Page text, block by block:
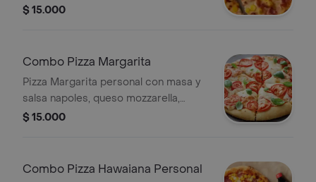
masa y salsa napoles de la casa,
$ 15.000
Combo Pizza Margarita
Pizza Margarita personal con masa y
salsa napoles, queso mozzarella,
tomate y albahaca. Incluye gaseosa
$ 15.000
Combo Pizza Hawaiana Personal